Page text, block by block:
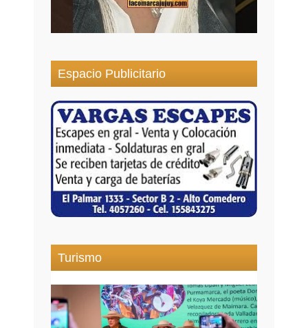
Espacio Publicitario
Turismo